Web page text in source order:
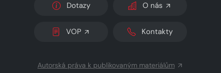
Dotazy O nás
VOP Kontakty
Autorská práva k publikovaným materiálům